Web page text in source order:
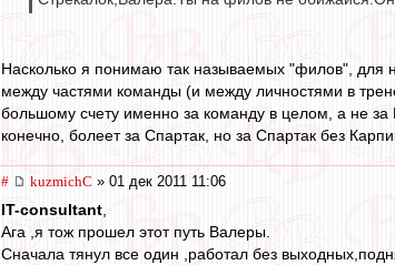
Насколько я понимаю так называемых "филов", для
между частями команды (и между личностями в
большому счету именно за команду в целом, а не
конечно, болеет за Спартак, но за Спартак без
# kuzmichC » 01 дек 2011 11:06
IT-consultant,
Ага ,я тож прошел этот путь Валеры.
Сначала тянул все один ,работал без